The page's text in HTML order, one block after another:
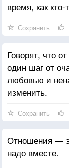
время, как
Сохранить
Говорят, что
один шаг от
любовью и
изменить.
Сохранить
Отношения —
надо вместе.